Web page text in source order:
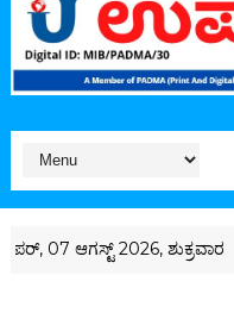
ಶುಕ್ರವಾರ ಇ-ಪೇಪರ್‌